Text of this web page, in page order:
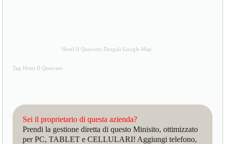
Hotel Il Querceto Dorgali Google Map
Tag Hotel Il Querceto
Sei il proprietario di questa azienda?
Prendi la gestione diretta di questo Minisito, ottimizzato
per PC, TABLET e CELLULARI! Aggiungi telefono,